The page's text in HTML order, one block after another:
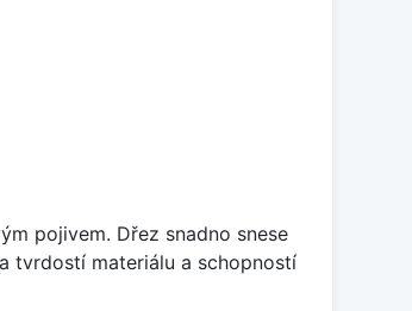
pojivem. Dřez snadno snese
tvrdostí materiálu a schopností